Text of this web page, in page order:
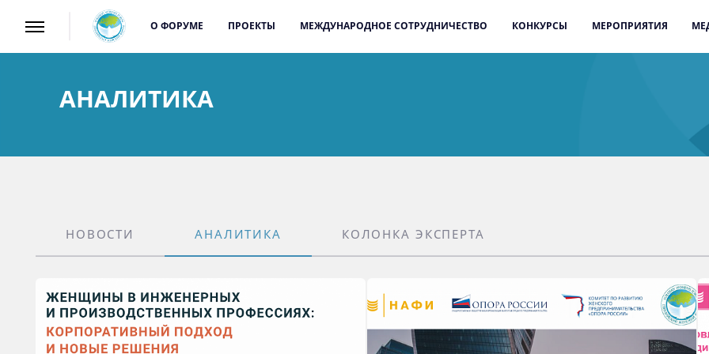
О ФОРУМЕ ПРОЕКТЫ МЕЖДУНАРОДНОЕ СОТРУДНИЧЕСТВО КОНКУРСЫ МЕРОПРИЯТИЯ
АНАЛИТИКА
НОВОСТИ АНАЛИТИКА КОЛОНКА ЭКСПЕРТА